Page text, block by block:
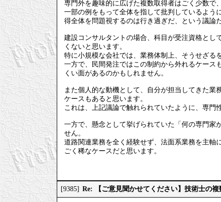
専門外を趣味的に広げた複数取得者はごく少数で
一部の例をもって全体を指して批判しているよう
得全体を問題視するのは行き過ぎだ、という議論
建設コンサルタントの場合、科目が受注資格とし
くないと思います。
特に小規模な会社では、業務体制上、そうせざる
一方で、民間発注ではこの制約から外れるケース
くい面があるのかもしれません。
また個人的な動機として、自分が担当してきた
ケースもあると思います。
これは、上記議論で触れられていたように、専
一方で、懸念として挙げられていた「何の専門家
せん。
道路関連業務を全く経験せず、法面系業務を主軸
ごく稀なケースだと思います。
[9385] Re: 【ご意見聞かせてください】技術士の